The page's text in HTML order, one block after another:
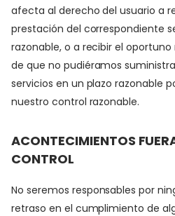
afecta al derecho del usuario a
prestación del correspondiente
razonable, o a recibir el
de que no pudiéramos
servicios en un plazo razonable
nuestro control razonable.
ACONTECIMIENTOS
CONTROL
No seremos responsables por
retraso en el cumplimiento de